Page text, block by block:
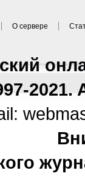
О сервере
2021.